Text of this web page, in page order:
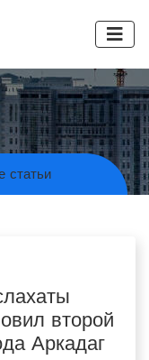
статьи
второй
Аркадаг